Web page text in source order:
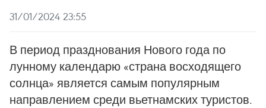
31/01/2024 23:55
В период празднования Нового года по
лунному календарю «страна восходящего
солнца» является самым популярным
направлением среди вьетнамских туристов.